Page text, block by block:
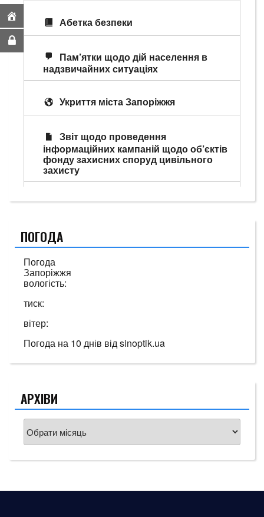
Абетка безпеки
Пам’ятки щодо дій населення в
надзвичайних ситуаціях
Укриття міста Запоріжжя
Звіт щодо проведення
інформаційних кампаній щодо об’єктів
фонду захисних споруд цивільного
захисту
ПОГОДА
Погода
Запоріжжя
вологість:
тиск:
вітер:
Погода на 10 днів відsinoptik.ua
АРХІВИ
Архіви